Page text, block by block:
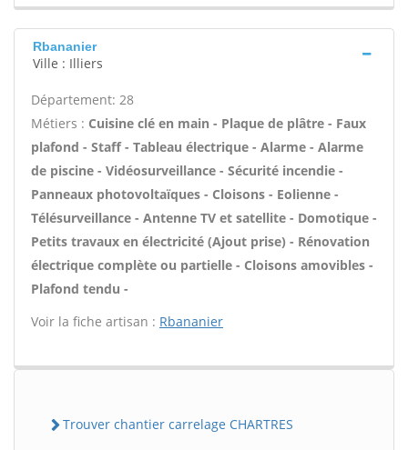
Rbananier
Ville : Illiers
Département: 28
Métiers : Cuisine clé en main - Plaque de plâtre - Faux
plafond - Staff - Tableau électrique - Alarme - Alarme
de piscine - Vidéosurveillance - Sécurité incendie -
Panneaux photovoltaïques - Cloisons - Eolienne -
Télésurveillance - Antenne TV et satellite - Domotique -
Petits travaux en électricité (Ajout prise) - Rénovation
électrique complète ou partielle - Cloisons amovibles -
Plafond tendu -
Voir la fiche artisan : Rbananier
Trouver chantier carrelage CHARTRES